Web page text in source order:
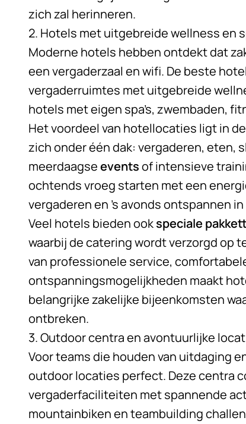
zich zal herinneren.
2. Hotels met uitgebreide wellness en
Moderne hotels hebben ontdekt dat
een vergaderzaal en wifi. De beste
vergaderruimtes met uitgebreide
hotels met eigen spa’s, zwembaden,
Het voordeel van hotellocaties ligt in
zich onder één dak: vergaderen, eten,
meerdaagseeventsof intensieve
ochtends vroeg starten met een
vergaderen en ’s avonds ontspannen
Veel hotels bieden ookspeciale
waarbij de catering wordt verzorgd op
van professionele service,
ontspanningsmogelijkheden maakt
belangrijke zakelijke bijeenkomsten
ontbreken.
3. Outdoor centra en avontuurlijke
Voor teams die houden van uitdaging
outdoor locaties perfect. Deze centra
vergaderfaciliteiten met spannende
mountainbiken en teambuilding